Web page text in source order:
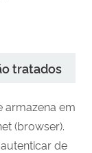
tratados
armazena em
(browser).
de